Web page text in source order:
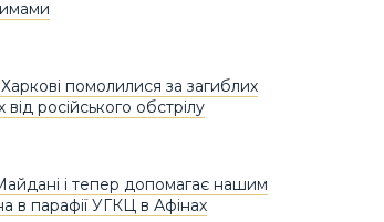
помолилися за загиблих
російського обстрілу
і тепер допомагає нашим
в парафії УГКЦ в Афінах